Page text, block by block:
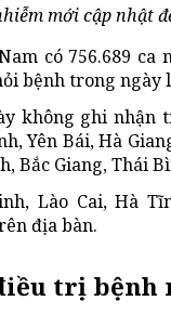
mới cập nhật
có 756.689
bệnh trong ngày
không ghi
Yên Bái, Hà
Bắc Giang, Thái
Lào Cai, Hà
địa bàn.
trị bệnh